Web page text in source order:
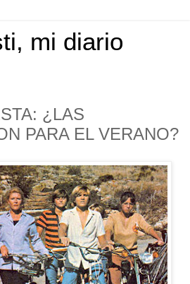
mi diario
¿LAS
PARA EL VERANO?